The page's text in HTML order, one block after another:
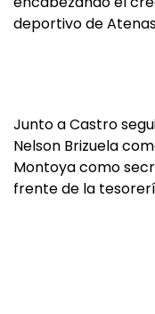
deportivo de
Junto a Castro
Nelson Brizuela
Montoya como
frente de la